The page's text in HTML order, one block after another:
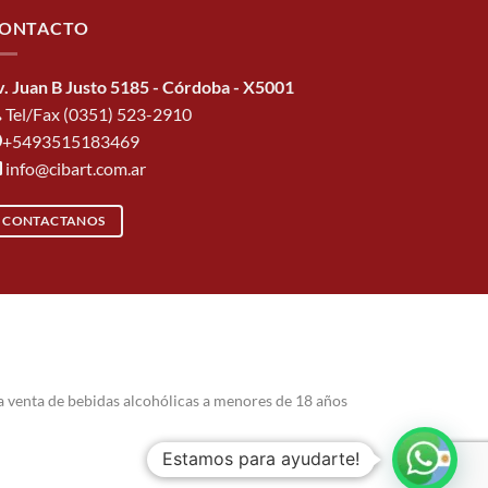
Juan B Justo 5185 - Córdoba - X5001
Tel/Fax (0351) 523-2910
+5493515183469
info@cibart.com.ar
CONTACTANOS
de bebidas alcohólicas a menores de 18 años
Estamos para ayudarte!